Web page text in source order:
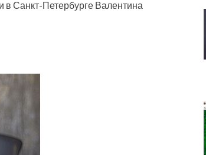
в Санкт-Петербурге Валентина